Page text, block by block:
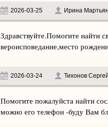
2026-03-25 Ирина
Здравствуйте.Помогите найти
вероисповедание,место
2026-03-24 Тихонов
Помогите пожалуйста найти
можно его телефон -буду Вам